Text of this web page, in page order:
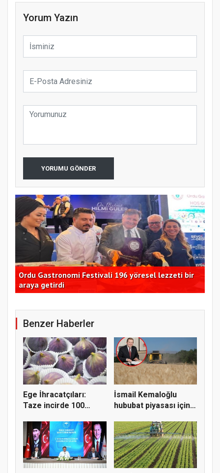
Yorum Yazın
YORUMU GÖNDER
Ordu Gastronomi Festivali 196 yöresel lezzeti bir
araya getirdi
Benzer Haberler
Ege İhracatçıları:
Taze incirde 100
İsmail Kemaloğlu
hububat piyasası için 4